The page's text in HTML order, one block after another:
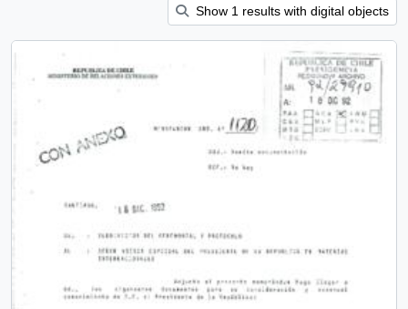
Show 1 results with digital objects